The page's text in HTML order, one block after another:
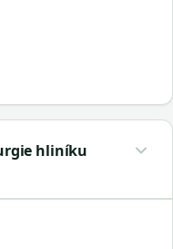
hliníku